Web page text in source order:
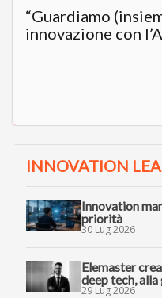
“Guardiamo
innovazione con
INNOVATION
Innovation
priorità
30 Lug 2026
Elemaster
deep tech,
29 Lug 2026